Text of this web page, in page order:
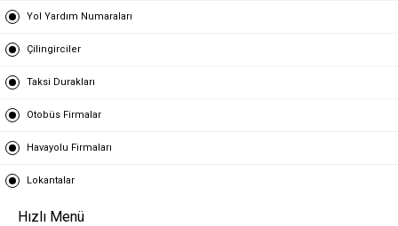
Yol Yardım Numaraları
Çilingirciler
Taksi Durakları
Otobüs Firmalar
Havayolu Firmaları
Lokantalar
Hızlı Menü